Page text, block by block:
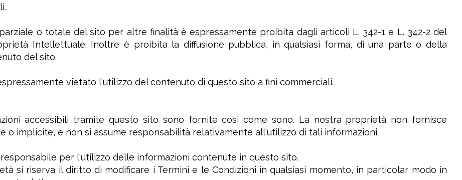
o totale del sito per altre finalità è espressamente proibita dagli articoli L. 342-1 e L. 342-2 del
Intellettuale. Inoltre è proibita la diffusione pubblica, in qualsiasi forma, di una parte o della
del sito.
vietato l'utilizzo del contenuto di questo sito a fini commerciali.
accessibili tramite questo sito sono fornite così come sono. La nostra proprietà non fornisce
o implicite, e non si assume responsabilità relativamente all'utilizzo di tali informazioni.
per l'utilizzo delle informazioni contenute in questo sito.
si riserva il diritto di modificare i Termini e le Condizioni in qualsiasi momento, in particolar modo in